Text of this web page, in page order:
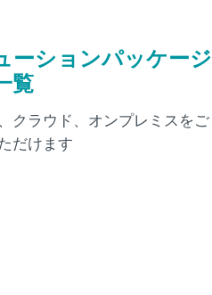
ーションパッケージ
覧
クラウド、オンプレミスをご
だけます